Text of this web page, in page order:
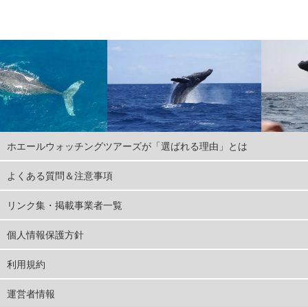
ホエールウォッチングツアーズが「選ばれる理由」とは
よくある質問＆注意事項
リンク集・掲載事業者一覧
個人情報保護方針
利用規約
運営者情報